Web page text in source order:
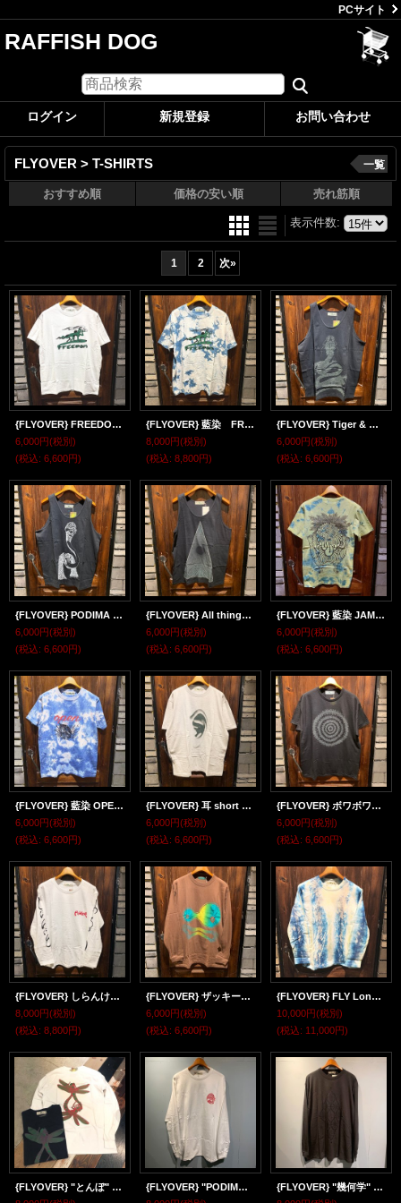
PCサイト
RAFFISH DOG
ログイン 新規登録 お問い合わせ
FLYOVER > T-SHIRTS 一覧
おすすめ順 価格の安い順 売れ筋順
表示件数:
1 2 次»
{FLYOVER} FREEDOM S/s Tee
6,000円(税別)
(税込: 6,600円)
{FLYOVER} 藍染 FREEDOM S/s Tee
8,000円(税別)
(税込: 8,800円)
{FLYOVER} Tiger & Dragon Tank top
6,000円(税別)
(税込: 6,600円)
{FLYOVER} PODIMA TANK TOP
6,000円(税別)
(税込: 6,600円)
{FLYOVER} All things Tank top
6,000円(税別)
(税込: 6,600円)
{FLYOVER} 藍染 JAMBO short sleeve Tee
6,000円(税別)
(税込: 6,600円)
{FLYOVER} 藍染 OPEN魚 short sleeve Tee
6,000円(税別)
(税込: 6,600円)
{FLYOVER} 耳 short sleeve Tee
6,000円(税別)
(税込: 6,600円)
{FLYOVER} ボワボワ幾何学 short sleeve Tee
6,000円(税別)
(税込: 6,600円)
{FLYOVER} しらんけど Long sleeve Tee
8,000円(税別)
(税込: 8,800円)
{FLYOVER} ザッキー&ポッキーロンTEE
6,000円(税別)
(税込: 6,600円)
{FLYOVER} FLY Long sleeve Tee
10,000円(税別)
(税込: 11,000円)
{FLYOVER} "とんぼ" L/S T-SHIRTS
{FLYOVER} "PODIMA" L/S T-SHIRTS
{FLYOVER} "幾何学" L/S T-SHIRTS